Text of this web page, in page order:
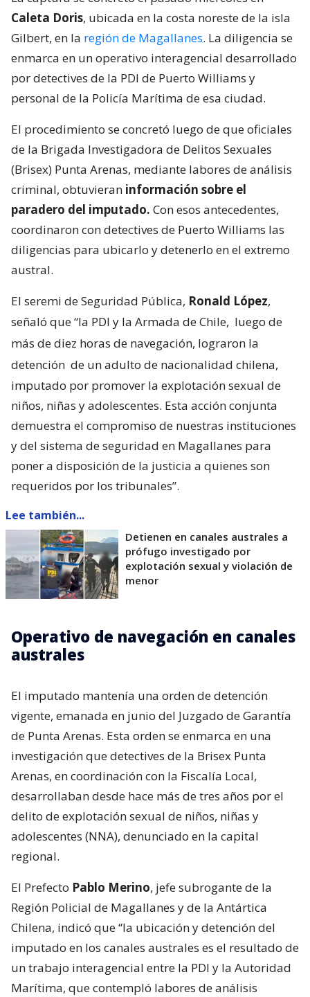
Caleta Doris, ubicada en la costa noreste de la isla
Gilbert, en la región de Magallanes. La diligencia se
enmarca en un operativo interagencial desarrollado
por detectives de la PDI de Puerto Williams y
personal de la Policía Marítima de esa ciudad.
El procedimiento se concretó luego de que oficiales
de la Brigada Investigadora de Delitos Sexuales
(Brisex) Punta Arenas, mediante labores de análisis
criminal, obtuvieran información sobre el
paradero del imputado. Con esos antecedentes,
coordinaron con detectives de Puerto Williams las
diligencias para ubicarlo y detenerlo en el extremo
austral.
El seremi de Seguridad Pública, Ronald López,
señaló que “la PDI y la Armada de Chile, luego de
más de diez horas de navegación, lograron la
detención de un adulto de nacionalidad chilena,
imputado por promover la explotación sexual de
niños, niñas y adolescentes. Esta acción conjunta
demuestra el compromiso de nuestras instituciones
y del sistema de seguridad en Magallanes para
poner a disposición de la justicia a quienes son
requeridos por los tribunales”.
Lee también...
Detienen en canales australes a
prófugo investigado por
explotación sexual y violación de
menor
Operativo de navegación en canales
australes
El imputado mantenía una orden de detención
vigente, emanada en junio del Juzgado de Garantía
de Punta Arenas. Esta orden se enmarca en una
investigación que detectives de la Brisex Punta
Arenas, en coordinación con la Fiscalía Local,
desarrollaban desde hace más de tres años por el
delito de explotación sexual de niños, niñas y
adolescentes (NNA), denunciado en la capital
regional.
El Prefecto Pablo Merino, jefe subrogante de la
Región Policial de Magallanes y de la Antártica
Chilena, indicó que “la ubicación y detención del
imputado en los canales australes es el resultado de
un trabajo interagencial entre la PDI y la Autoridad
Marítima, que contempló labores de análisis